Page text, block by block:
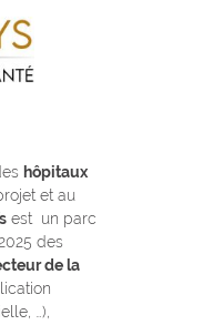
hôpitaux
et au
est un parc
des
de la
…),